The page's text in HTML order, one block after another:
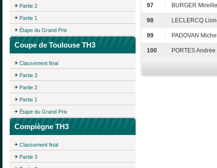
Partie 2
Partie 1
Étape du Grand Prix
Coupe de Toulouse TH3
Classement final
Partie 3
Partie 2
Partie 1
Étape du Grand Prix
Compiègne TH3
Classement final
Partie 3
97 BURGER Mireille
98 LECLERCQ
99 PADOVAN
100 PORTES Andrée